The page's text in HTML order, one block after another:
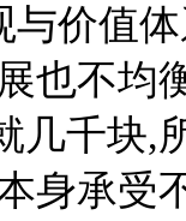
与价值
也不均
几千块,
身承受